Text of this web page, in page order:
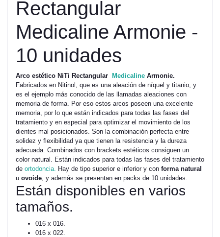
Rectangular
Medicaline Armonie -
10 unidades
Arco estético NiTi Rectangular Medicaline Armonie.
Fabricados en Nitinol, que es una aleación de níquel y titanio, y
es el ejemplo más conocido de las llamadas aleaciones con
memoria de forma. Por eso estos arcos poseen una excelente
memoria, por lo que están indicados para todas las fases del
tratamiento y en especial para optimizar el movimiento de los
dientes mal posicionados. Son la combinación perfecta entre
solidez y flexibilidad ya que tienen la resistencia y la dureza
adecuada. Combinados con brackets estéticos consiguen un
color natural. Están indicados para todas las fases del tratamiento
de ortodoncia. Hay de tipo superior e inferior y con forma natural
u ovoide , y además se presentan en packs de 10 unidades.
Están disponibles en varios
tamaños.
016 x 016.
016 x 022.